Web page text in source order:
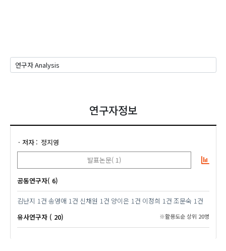
연구자정보
저자
정지영
발표논문( 1)
공동연구자( 6)
김난지 1건 송영애 1건 신채원 1건 양이은 1건 이정희 1건 조문숙 1건
유사연구자 ( 20)
※활용도순 상위 20명